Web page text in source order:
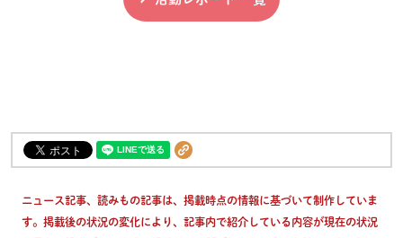
ニュース記事、読みもの記事は、掲載時点の情報に基づいて制作していま
す。掲載後の状況の変化により、記事内で紹介している内容が現在の状況